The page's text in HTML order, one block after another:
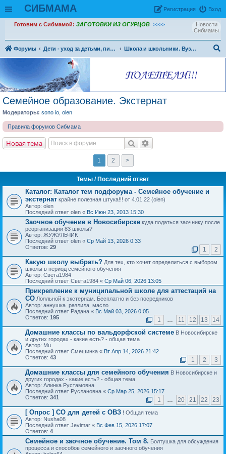
СИБМАМА Вход
Рeгиcтpaция
Новости
Сибмамы
Готовим с Сибмамой: ЗАГОТОВКИ ИЗ ОГУРЦОВ >>>>
Форумы Дети - уход за детьми, питание и воспитание детей.
Школа и школьники. Вузы и ссузы, студенчество
Семейное образование. Экстернат
Модераторы: sono io olen
Правила форумов Сибмама
Новая тема
1 2 >
Темы / Последний ответ
Каталог: Каталог тем подфорума - Семейное обучение и
экстернат крайне полезная штука!!! от 4.01.22 (olen)
Автор: olen
Последний ответ olen « Вс Июн 23, 2013 15:30
Заочное обучение в Новосибирске куда податься заочнику после
реорганизации 83 школы?
Автор: ЖУЖУЛЬЧИК
Последний ответ olen « Ср Май 13, 2026 0:33
Ответов: 29 1 2
Какую школу выбрать? Для тех, кто хочет определиться с выбором
школы в период семейного обучения
Автор: Света1984
Последний ответ Света1984 « Ср Май 06, 2026 13:05
Прикрепление к муниципальной школе для аттестаций на
СО Лояльной к экстернам. Бесплатно и без посредников
Автор: aннушка_разлила_масло
Последний ответ Радана « Вс Май 03, 2026 0:05
Ответов: 195 1 … 11 12 13 14
Домашние классы по вальдорфской системе В Новосибирске
и других городах - какие есть? - общая тема
Автор: Mu
Последний ответ Смешинка « Вт Апр 14, 2026 21:42
Ответов: 43 1 2 3
Домашние классы для семейного обучения В Новосибирске и
других городах - какие есть? - общая тема
Автор: Алинка Рустамовна
Последний ответ Руслановна « Ср Мар 25, 2026 15:17
Ответов: 341 1 … 20 21 22 23
[ Опрос ] СО для детей с ОВЗ ! Общая тема
Автор: Nusha08
Последний ответ Jevimar « Вс Фев 15, 2026 17:07
Ответов: 4
Семейное и заочное обучение. Том 8. Болтушка для обсуждения
процесса и способов семейного и заочного обучения